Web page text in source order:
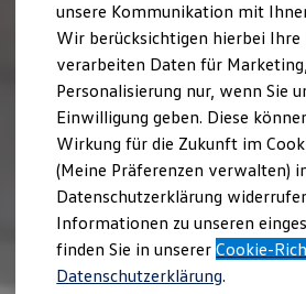
Nutzfahrzeuge
SUV und CUV
Familienautos
Kombis
Kompaktwagen
Sportwagen
Schnell verfügbare Fahrzeuge
Angebote und Produkte
Aktuelle Angebote
E-Auto-Förderung
Volkswagen Marktplatz
Die ENERGY Sondermodelle
Junge Gebrauchtwagen und
Volkswagen
Elektromobilität bei
unsere Kommunikation mit
Wir berücksichtigen hierbei Ihre
verarbeiten Daten für
Personalisierung nur, wenn Sie
Einwilligung geben. Diese
Wirkung für die Zukunft im
(Meine Präferenzen verwalten)
Datenschutzerklärung
Informationen zu unseren
finden Sie in unsererCookie-
Datenschutzerklärung.